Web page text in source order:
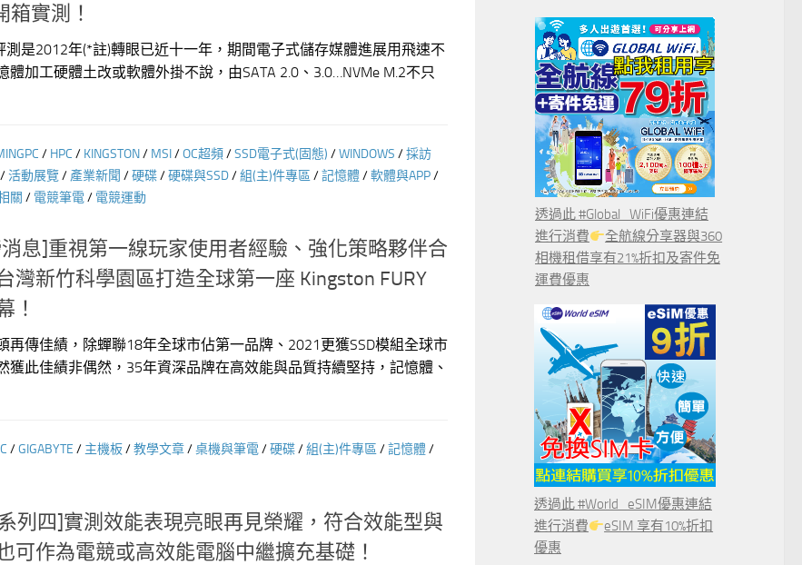
箱實測！
測是2012年(*註)轉眼已近十一年，期間電子式儲存媒體進展用飛速不
體加工硬體土改或軟體外掛不說，由SATA 2.0、3.0…NVMe M.2不只
/ HPC / KINGSTON/ MSI/OC超頻/SSD電子式(固態) /WINDOWS /採訪
/活動展覽/ 產業新聞 /硬碟/硬碟與SSD/組(主)件專區 /記憶體/軟體與APP/
關 / 電競筆電/ 電競運動
息]重視第一線玩家使用者經驗、強化策略夥伴合
灣新竹科學園區打造全球第一座 Kingston FURY
！
再傳佳績，除蟬聯18年全球市佔第一品牌、2021更獲SSD模組全球市
獲此佳績非偶然，35年資深品牌在高效能與品質持續堅持，記憶體、
/GIGABYTE / 主機板/教學文章/桌機與筆電/硬碟/組(主)件專區 /記憶體/
列四]實測效能表現亮眼再見榮耀，符合效能型與
可作為電競或高效能電腦中繼擴充基礎！
透過此 #Global_WiFi優惠連結
進行消費
全航線分享器與360
相機租借享有21%折扣及寄件免
運費優惠
透過此 #World_eSIM優惠連結
進行消費
eSIM 享有10%折扣
優惠